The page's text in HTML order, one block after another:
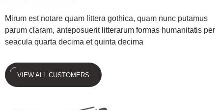
Mirum est notare quam littera gothica, quam nunc putamus
parum claram, anteposuerit litterarum formas humanitatis per
seacula quarta decima et quinta decima
VIEW ALL CUSTOMERS